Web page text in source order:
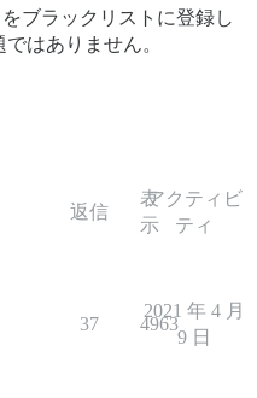
ブラックリストに登録し
はありません。
返信
表
示
アクティビ
ティ
37 4963
2021 年 4 月
9 日